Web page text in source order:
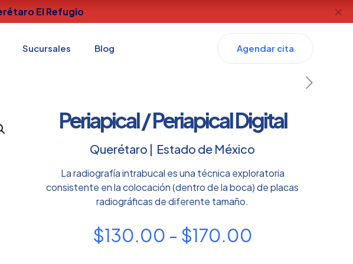
intraoral (Itero) ✕
Sucursales Blog Agendar cita
Periapical / Periapical Digital
Querétaro | Estado de México
La radiografía intrabucal es una técnica exploratoria
consistente en la colocación (dentro de la boca) de placas
radiográficas de diferente tamaño.
$130.00 - $170.00